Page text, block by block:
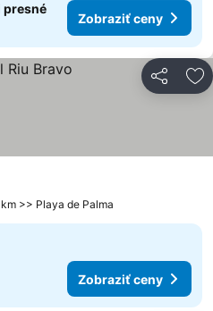
presné
Zobraziť ceny
Zdieľať
>> Playa de Palma
Zobraziť ceny